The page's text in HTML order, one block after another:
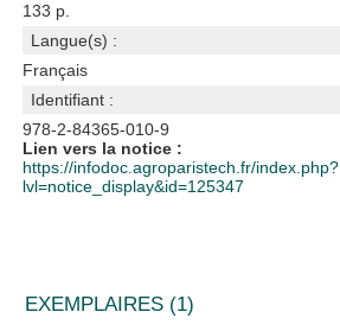
133 p.
Langue(s) :
Français
Identifiant :
978-2-84365-010-9
Lien vers la notice :
https://infodoc.agroparistech.fr/index.php?
lvl=notice_display&id=125347
EXEMPLAIRES (1)